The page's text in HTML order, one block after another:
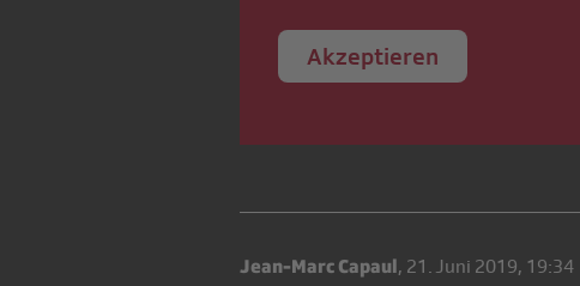
Akzeptieren
Jean-Marc Capaul, 21. Juni 2019, 19:34